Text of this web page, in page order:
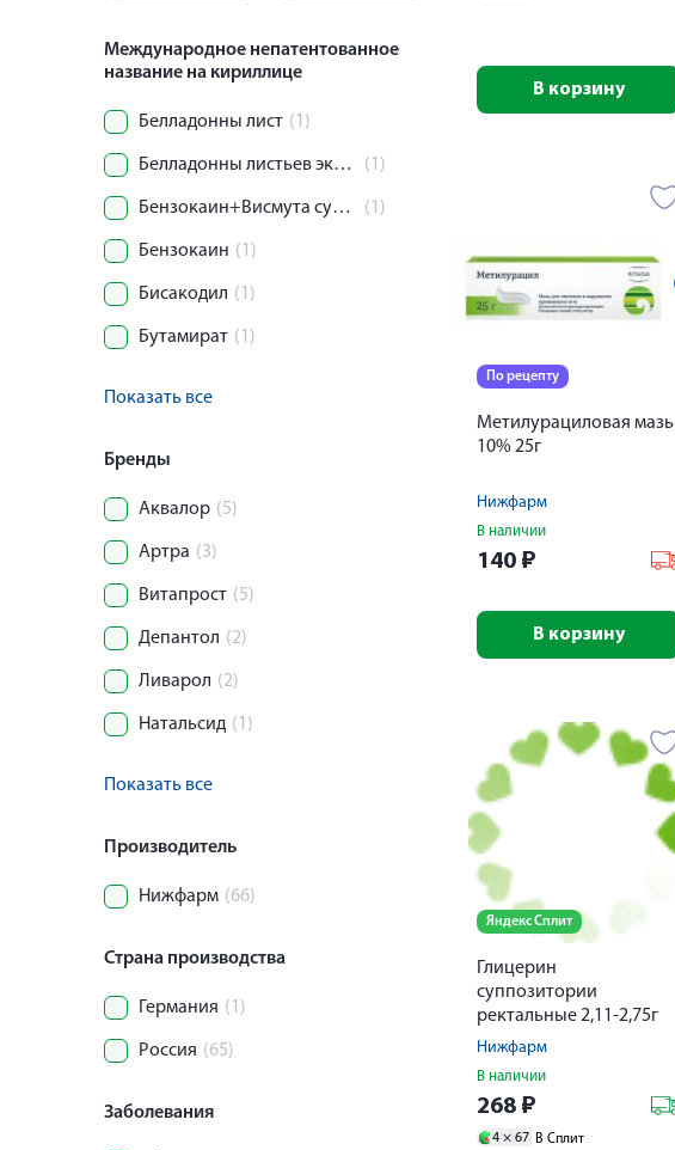
Международное непатентованное
название на кириллице
Белладонны лист (1)
Белладонны листьев экстракт+Трибромфенолят висмута+Цинка сульфат (1)
Бензокаин+Висмута субгаллат+Рацементол+Цинка оксид (1)
Бензокаин (1)
Бисакодил (1)
Бутамират (1)
Показать все
Бренды
Аквалор (5)
Артра (3)
Витапрост (5)
Депантол (2)
Ливарол (2)
Натальсид (1)
Показать все
Производитель
Нижфарм (66)
Страна производства
Германия (1)
Россия (65)
Заболевания
В корзину
По рецепту
Метилурациловая мазь
10% 25г
Нижфарм
В наличии
140 ₽
В корзину
Яндекс Сплит
Глицерин
суппозитории
ректальные 2,11-2,75г
№10
Нижфарм
В наличии
268 ₽
4 × 67 В Сплит